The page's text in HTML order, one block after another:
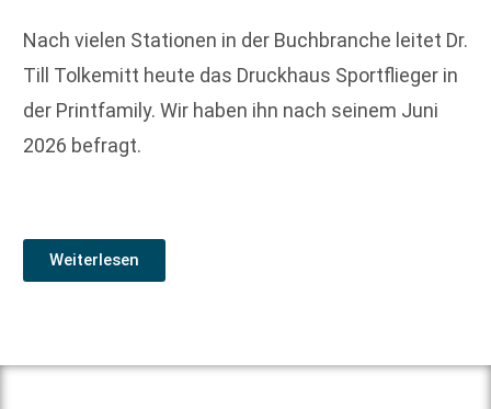
Nach vielen Stationen in der Buchbranche leitet Dr.
Till Tolkemitt heute das Druckhaus Sportflieger in
der Printfamily. Wir haben ihn nach seinem Juni
2026 befragt.
Weiterlesen